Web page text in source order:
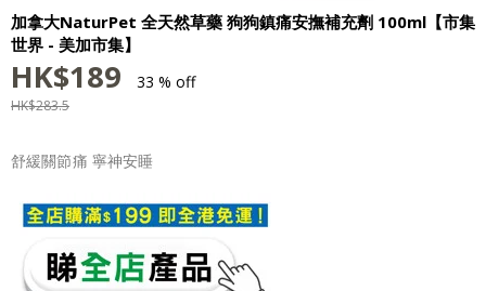
加拿大NaturPet 全天然草藥 狗狗鎮痛安撫補充劑 100ml【市集
世界 - 美加市集】
HK$189 33 % off
HK$283.5
舒緩關節痛 寧神安睡